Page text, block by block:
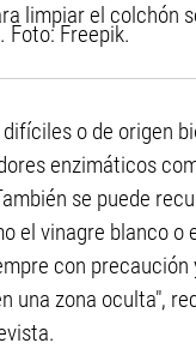
limpiar el colchón
Foto: Freepik.
o de origen
enzimáticos
se puede
el vinagre blanco o
con precaución
una zona oculta",